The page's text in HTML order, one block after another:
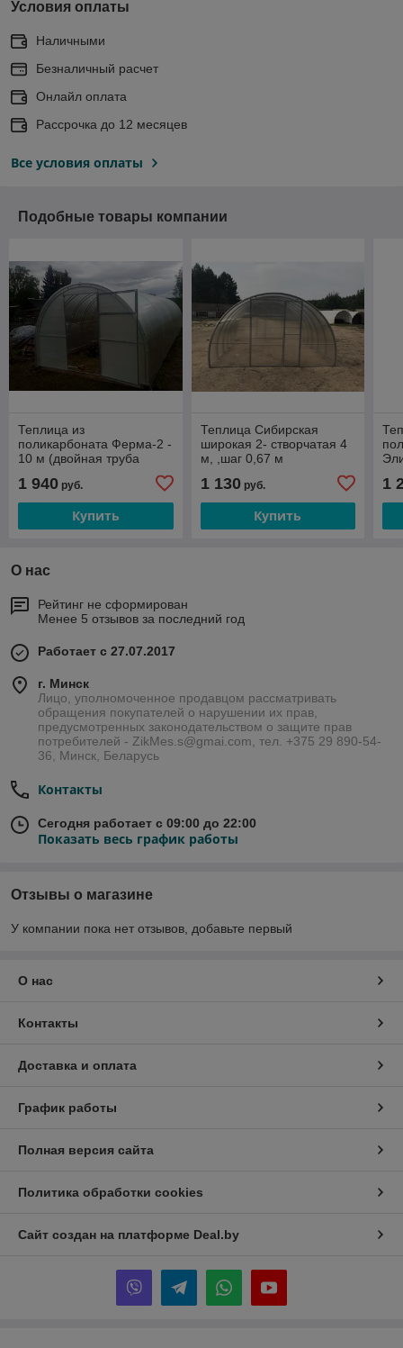
Условия оплаты
Наличными
Безналичный расчет
Онлайл оплата
Рассрочка до 12 месяцев
Все условия оплаты
Подобные товары компании
Теплица из
поликарбоната Ферма-2 -
10 м (двойная труба
1 940 руб.
Купить
Теплица Сибирская
широкая 2- створчатая 4
м, ,шаг 0,67 м
1 130руб.
Купить
1
О нас
Рейтинг не сформирован
Менее 5 отзывов за последний год
Работает с 27.07.2017
г. Минск
Лицо, уполномоченное продавцом рассматривать
обращения покупателей о нарушении их прав,
предусмотренных законодательством о защите прав
потребителей - ZikMes.s@gmai.com, тел. +375 29 890-54-
36, Минск, Беларусь
Контакты
Сегодня работает с 09:00 до 22:00
Показать весь график работы
Отзывы о магазине
У компании пока нет отзывов, добавьте первый
О нас
Контакты
Доставка и оплата
График работы
Полная версия сайта
Политика обработки cookies
Сайт создан на платформе Deal.by